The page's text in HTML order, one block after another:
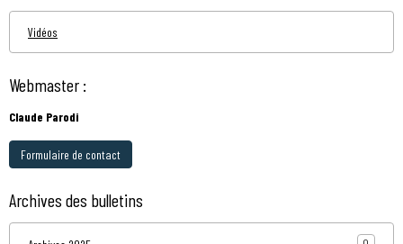
Vidéos
Webmaster :
Claude Parodi
Formulaire de contact
Archives des bulletins